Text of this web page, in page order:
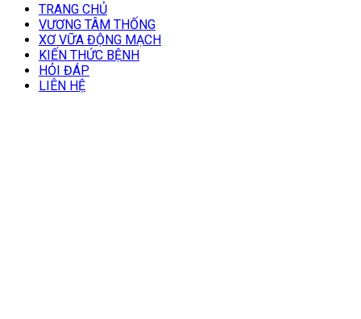
TRANG CHỦ
VƯƠNG TÂM THỐNG
XƠ VỮA ĐỘNG MẠCH
KIẾN THỨC BỆNH
HỎI ĐÁP
LIÊN HỆ